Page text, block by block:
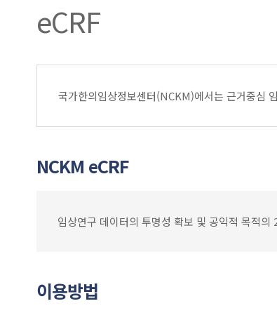
eCRF
국가한의임상정보센터(NCKM)에서는 근거중심
NCKM eCRF
임상연구 데이터의 투명성 확보 및 공익적 목적
이용방법